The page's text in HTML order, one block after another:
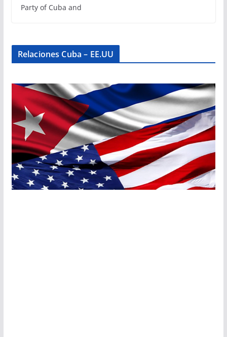
Party of Cuba and
Relaciones Cuba – EE.UU